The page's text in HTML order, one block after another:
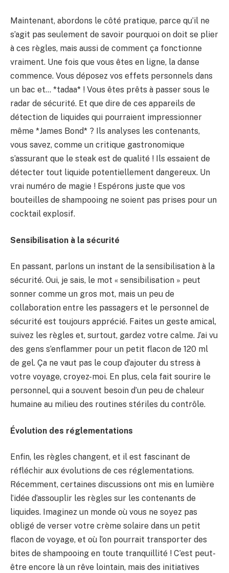
Maintenant, abordons le côté pratique, parce qu’il ne
s’agit pas seulement de savoir pourquoi on doit se plier
à ces règles, mais aussi de comment ça fonctionne
vraiment. Une fois que vous êtes en ligne, la danse
commence. Vous déposez vos effets personnels dans
un bac et… *tadaa* ! Vous êtes prêts à passer sous le
radar de sécurité. Et que dire de ces appareils de
détection de liquides qui pourraient impressionner
même *James Bond* ? Ils analyses les contenants,
vous savez, comme un critique gastronomique
s’assurant que le steak est de qualité ! Ils essaient de
détecter tout liquide potentiellement dangereux. Un
vrai numéro de magie ! Espérons juste que vos
bouteilles de shampooing ne soient pas prises pour un
cocktail explosif.
Sensibilisation à la sécurité
En passant, parlons un instant de la sensibilisation à la
sécurité. Oui, je sais, le mot « sensibilisation » peut
sonner comme un gros mot, mais un peu de
collaboration entre les passagers et le personnel de
sécurité est toujours apprécié. Faites un geste amical,
suivez les règles et, surtout, gardez votre calme. J’ai vu
des gens s’enflammer pour un petit flacon de 120 ml
de gel. Ça ne vaut pas le coup d’ajouter du stress à
votre voyage, croyez-moi. En plus, cela fait sourire le
personnel, qui a souvent besoin d’un peu de chaleur
humaine au milieu des routines stériles du contrôle.
Évolution des réglementations
Enfin, les règles changent, et il est fascinant de
réfléchir aux évolutions de ces réglementations.
Récemment, certaines discussions ont mis en lumière
l’idée d’assouplir les règles sur les contenants de
liquides. Imaginez un monde où vous ne soyez pas
obligé de verser votre crème solaire dans un petit
flacon de voyage, et où l’on pourrait transporter des
bites de shampooing en toute tranquillité ! C’est peut-
être encore là un rêve lointain, mais des initiatives